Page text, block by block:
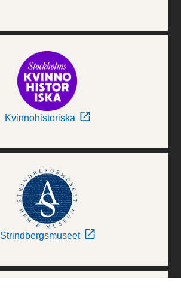
Kvinnohistoriska
Strindbergsmuseet